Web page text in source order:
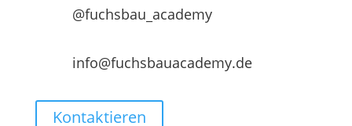
@fuchsbau_academy
info@fuchsbauacademy.de
Kontaktieren